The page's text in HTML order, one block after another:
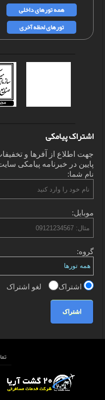
همه تورهای داخلی
تورهای لحظه آخری
اشتراک پیامکی
پایین در خبرنامه پیامکی
نام شما:
موبایل:
گروه:
اشتراک لغو اشتراک
اشتراک